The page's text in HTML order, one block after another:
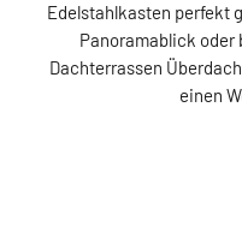
Edelstahlkasten perfekt
Panoramablick oder
Dachterrassen
einen